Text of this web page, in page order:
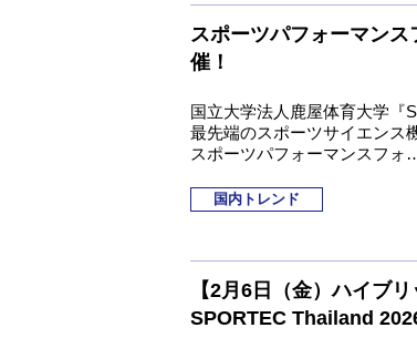
スポーツパフォーマン
催！
国立大学法人鹿屋体育大学『
最先端のスポーツサイエンス
スポーツパフォーマンスフォ
国内トレンド
【2月6日（金）ハイブリ
SPORTEC Thailand